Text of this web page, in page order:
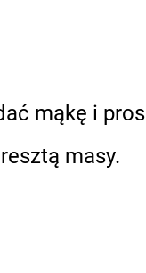
mąkę i
masy.